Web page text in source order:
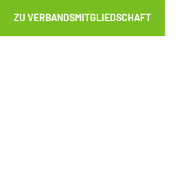
ZU VERBANDSMITGLIEDSCHAFT